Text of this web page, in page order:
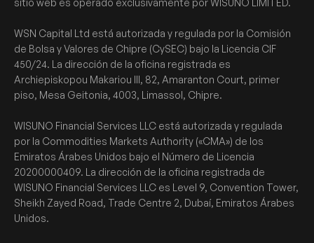
WSN Capital Ltd está autorizada y regulada por la Comisión
de Bolsa y Valores de Chipre (CySEC) bajo la Licencia CIF
450/24. La dirección de la oficina registrada es
Archiepiskopou Makariou III, 82, Amaranton Court, primer
piso, Mesa Geitonia, 4003, Limassol, Chipre.
WISUNO Financial Services LLC está autorizada y regulada
por la Commodities Markets Authority («CMA») de los
Emiratos Árabes Unidos bajo el Número de Licencia
20200000409. La dirección de la oficina registrada de
WISUNO Financial Services LLC es Level 9, Convention Tower,
Sheikh Zayed Road, Trade Centre 2, Dubaí, Emiratos Árabes
Unidos.